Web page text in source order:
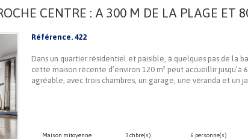
CENTRE : A 300 M DE LA PLAGE ET
Référence. 422
Dans un quartier résidentiel et paisible, à quelques pas de la
cette maison récente d’environ 120 m² peut accueillir
agréable, avec trois chambres, un garage, une véranda et un
Maison mitoyenne 3 chbre(s) 6 personne(s)